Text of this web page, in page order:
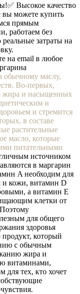
✅ Высокое качество
вы можете купить
прямым
работаем без
затраты на
на email в любое
обычному маслу,
Во-первых,
жира и насыщенных
и
и стремится
в составе
растительные
масло, которые
питательными
источником
в маргарин
A необходим для
и кожи, витамин D
а витамин E
клетки от
для общего
здоровья
который
с обычным
жира и
витаминами,
тех, кто хочет